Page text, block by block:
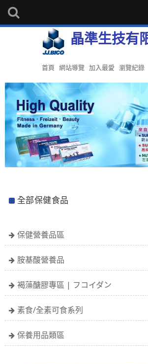
晶準生技有
首頁 網站導覽 加入最愛 瀏覽紀錄
全部保健食品
保健營養品區
胺基酸營養品
褐藻醣膠專區 | フコイダン
素食/全素可食系列
保養用品類區